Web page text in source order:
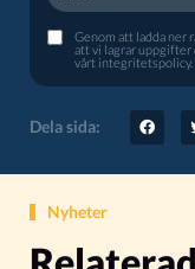
Genom att ladda ner
att vi lagrar uppgifter
vårt integritetspolicy.
Dela sida:
Nyheter